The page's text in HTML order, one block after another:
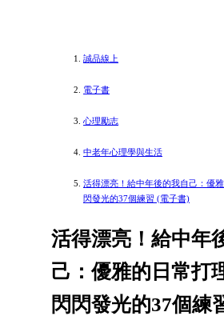
誠品線上
電子書
心理勵志
中老年心理學與生活
活得漂亮！給中年後的我自己：優
閃發光的37個練習 (電子書)
活得漂亮！給中年
己：優雅的日常打
閃閃發光的37個練